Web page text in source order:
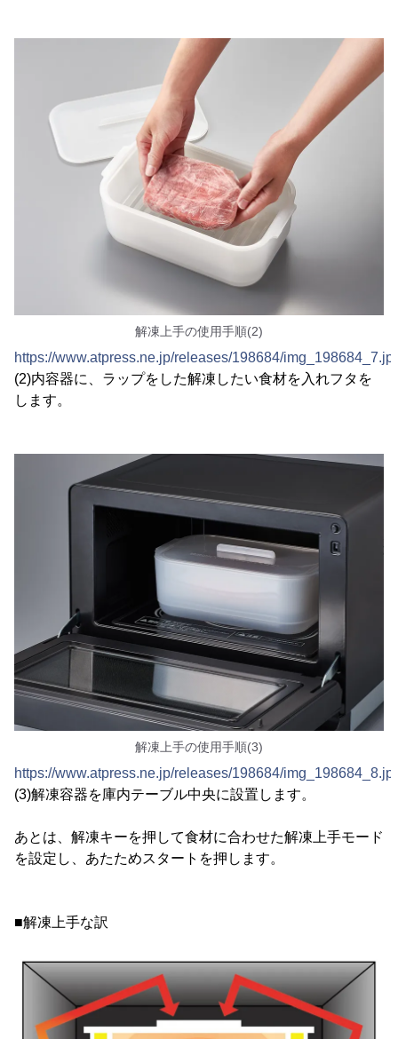
解凍上手の使用手順(2)
https://www.atpress.ne.jp/releases/198684/
(2)内容器に、ラップをした解凍したい食材を入れフタを
します。
解凍上手の使用手順(3)
https://www.atpress.ne.jp/releases/198684/
(3)解凍容器を庫内テーブル中央に設置します。
あとは、解凍キーを押して食材に合わせた解凍上手モード
を設定し、あたためスタートを押します。
■解凍上手な訳